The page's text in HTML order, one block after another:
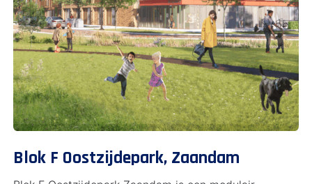
Blok F Oostzijdepark, Zaandam